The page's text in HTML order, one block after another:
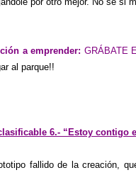
a emprender: GRÁBATE
al parque!!
6.- “Estoy contigo
fallido de la creación,